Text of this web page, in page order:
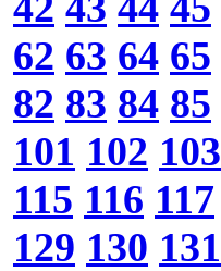
62 63 64 65
82 83 84 85
101 102 103
115 116 117
129 130 131